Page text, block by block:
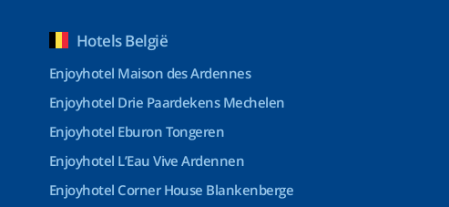
Hotels België
Enjoyhotel Maison des Ardennes
Enjoyhotel Drie Paardekens Mechelen
Enjoyhotel Eburon Tongeren
Enjoyhotel L’Eau Vive Ardennen
Enjoyhotel Corner House Blankenberge